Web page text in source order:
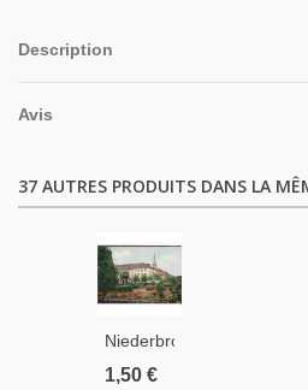
Description
Avis
37 AUTRES PRODUITS DANS LA
Niederbronn-
Les-
1,50 €